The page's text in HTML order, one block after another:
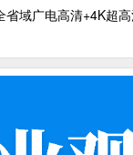
域广电高清+4K超